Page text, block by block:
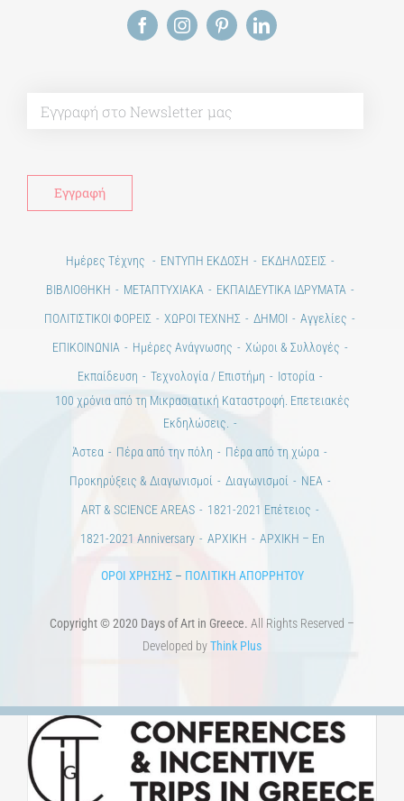
Ημέρες Τέχνης ΕΝΤΥΠΗ ΕΚΔΟΣΗ
ΕΚΔΗΛΩΣΕΙΣ
ΒΙΒΛΙΟΘΗΚΗ
ΜΕΤΑΠΤΥΧΙΑΚΑ
ΕΚΠΑΙΔΕΥΤΙΚΑ ΙΔΡΥΜΑΤΑ
ΠΟΛΙΤΙΣΤΙΚΟΙ ΦΟΡΕΙΣ
ΧΩΡΟΙ ΤΕΧΝΗΣ ΔΗΜΟΙ
Αγγελίες
ΕΠΙΚΟΙΝΩΝΙΑ
Ημέρες Ανάγνωσης
Χώροι & Συλλογές
Εκπαίδευση
Τεχνολογία / Επιστήμη
Ιστορία
100 χρόνια από τη Μικρασιατική Καταστροφή. Επετειακές
Εκδηλώσεις.
Άστεα
Πέρα από την πόλη
Πέρα από τη χώρα
Προκηρύξεις & Διαγωνισμοί
Διαγωνισμοί
ΝΕΑ
ART & SCIENCE AREAS
1821-2021 Επέτειος
1821-2021 Anniversary
ΑΡΧΙΚΗ ΑΡΧΙΚΗ – En
ΟΡΟΙ ΧΡΗΣΗΣ– ΠΟΛΙΤΙΚΗ ΑΠΟΡΡΗΤΟΥ
Copyright © 2020 Days of Art in Greece. All Rights Reserved –
Developed byThink Plus